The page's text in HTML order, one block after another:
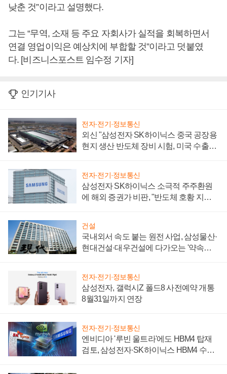
낮춘 것”이라고 설명했다.
그는 “무역, 소재 등 주요 자회사가 실적을 회복하면서
연결 영업이익은 예상치에 부합할 것”이라고 덧붙였
다. [비즈니스포스트 임수정 기자]
인기기사
전자·전기·정보통신
외신 "삼성전자 SK하이닉스 중국 공장용
현지 생산 반도체 장비 시험, 미국 수출통
전자·전기·정보통신
삼성전자 SK하이닉스 소극적 주주환원
에 해외 증권가 비판, "반도체 호황 지속
건설
국내외서 속도 붙는 원전 사업, 삼성물산·
현대건설·대우건설에 다가오는 '약속의
전자·전기·정보통신
삼성전자, 갤럭시Z 폴드8 사전예약 개통
8월31일까지 연장
전자·전기·정보통신
엔비디아 '루빈 울트라'에도 HBM4 탑재
검토, 삼성전자·SK하이닉스 HBM4 수율